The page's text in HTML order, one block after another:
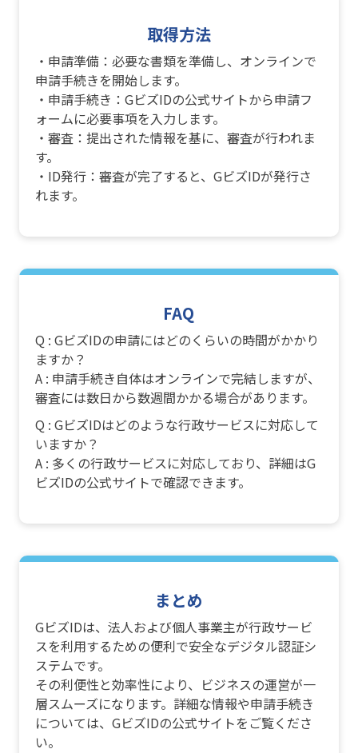
取得方法
・申請準備：必要な書類を準備し、オンラインで
申請手続きを開始します。
・申請手続き：GビズIDの公式サイトから申請フ
ォームに必要事項を入力します。
・審査：提出された情報を基に、審査が行われま
す。
・ID発行：審査が完了すると、GビズIDが発行さ
れます。
FAQ
Q : GビズIDの申請にはどのくらいの時間がかかり
ますか？
A : 申請手続き自体はオンラインで完結しますが、
審査には数日から数週間かかる場合があります。
Q : GビズIDはどのような行政サービスに対応して
いますか？
A : 多くの行政サービスに対応しており、詳細はG
ビズIDの公式サイトで確認できます。
まとめ
GビズIDは、法人および個人事業主が行政サービ
スを利用するための便利で安全なデジタル認証シ
ステムです。
その利便性と効率性により、ビジネスの運営が一
層スムーズになります。詳細な情報や申請手続き
については、GビズIDの公式サイトをご覧くださ
い。